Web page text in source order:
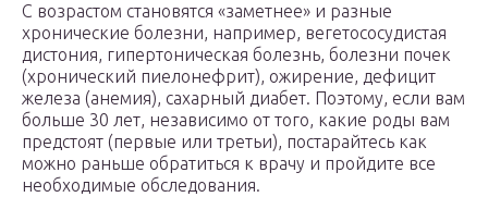
С возрастом становятся «заметнее» и разные
хронические болезни, например, вегетососудистая
дистония, гипертоническая болезнь, болезни почек
(хронический пиелонефрит), ожирение, дефицит
железа (анемия), сахарный диабет. Поэтому, если вам
больше 30 лет, независимо от того, какие роды вам
предстоят (первые или третьи), постарайтесь как
можно раньше обратиться к врачу и пройдите все
необходимые обследования.